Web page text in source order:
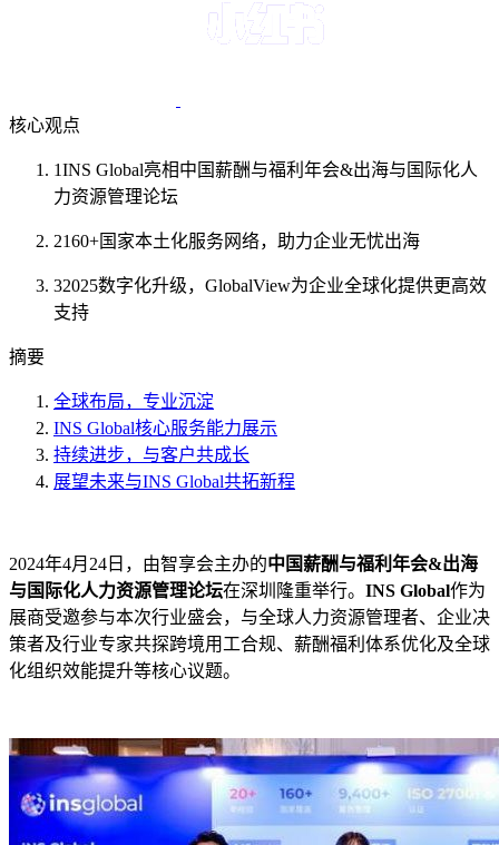
核心观点
1INS Global亮相中国薪酬与福利年会&出海与国际化人
力资源管理论坛
2160+国家本土化服务网络，助力企业无忧出海
32025数字化升级，GlobalView为企业全球化提供更高效
支持
摘要
全球布局，专业沉淀
INS Global核心服务能力展示
持续进步，与客户共成长
展望未来与INS Global共拓新程
2024年4月24日，由智享会主办的中国薪酬与福利年会&出海
与国际化人力资源管理论坛在深圳隆重举行。 INS Global作为
展商受邀参与本次行业盛会，与全球人力资源管理者、企业决
策者及行业专家共探跨境用工合规、薪酬福利体系优化及全球
化组织效能提升等核心议题。